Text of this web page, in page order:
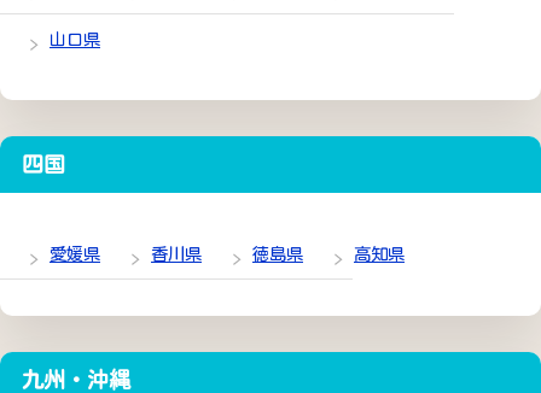
山口県
四国
愛媛県 香川県 徳島県 高知県
九州・沖縄